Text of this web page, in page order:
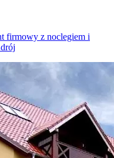
firmowy z noclegiem i